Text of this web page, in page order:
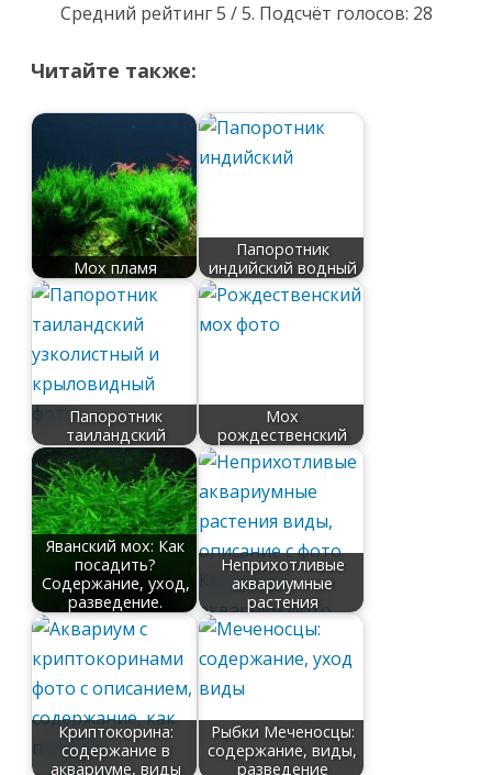
Средний рейтинг5 / 5. Подсчёт голосов: 28
Читайте также:
Мох пламя
Папоротник
индийский водный
Папоротник
таиландский
Мох
рождественский
Яванский мох: Как
посадить?
Содержание, уход,
разведение.
Неприхотливые
аквариумные
растения
Криптокорина:
содержание в
аквариуме, виды
Рыбки Меченосцы:
содержание, виды,
разведение